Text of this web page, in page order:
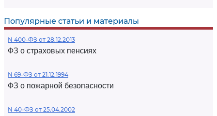
Популярные статьи и материалы
N 400-ФЗ от 28.12.2013
ФЗ о страховых пенсиях
N 69-ФЗ от 21.12.1994
ФЗ о пожарной безопасности
N 40-ФЗ от 25.04.2002